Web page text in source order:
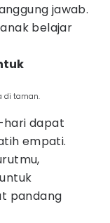
jawab.
belajar
di taman.
hari dapat
empati.
pandang